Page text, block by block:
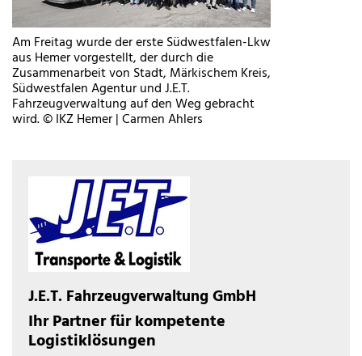
Am Freitag wurde der erste Südwestfalen-Lkw
aus Hemer vorgestellt, der durch die
Zusammenarbeit von Stadt, Märkischem Kreis,
Südwestfalen Agentur und J.E.T.
Fahrzeugverwaltung auf den Weg gebracht
wird. © IKZ Hemer | Carmen Ahlers
J.E.T. Fahrzeugverwaltung GmbH
Ihr Partner für kompetente
Logistiklösungen